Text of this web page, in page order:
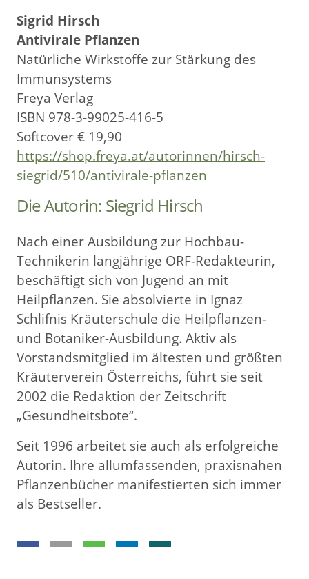
Sigrid Hirsch
Antivirale Pflanzen
Natürliche Wirkstoffe zur Stärkung des
Immunsystems
Freya Verlag
ISBN 978-3-99025-416-5
Softcover € 19,90
https://shop.freya.at/autorinnen/hirsch-
siegrid/510/antivirale-pflanzen
Die Autorin: Siegrid Hirsch
Nach einer Ausbildung zur Hochbau-
Technikerin langjährige ORF-Redakteurin,
beschäftigt sich von Jugend an mit
Heilpflanzen. Sie absolvierte in Ignaz
Schlifnis Kräuterschule die Heilpflanzen-
und Botaniker-Ausbildung. Aktiv als
Vorstandsmitglied im ältesten und größten
Kräuterverein Österreichs, führt sie seit
2002 die Redaktion der Zeitschrift
„Gesundheitsbote“.
Seit 1996 arbeitet sie auch als erfolgreiche
Autorin. Ihre allumfassenden, praxisnahen
Pflanzenbücher manifestierten sich immer
als Bestseller.